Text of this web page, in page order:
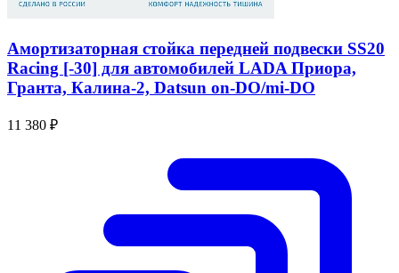
Амортизаторная стойка передней подвески SS20
Racing [-30] для автомобилей LADA Приора,
Гранта, Калина-2, Datsun on-DO/mi-DO
11 380 ₽